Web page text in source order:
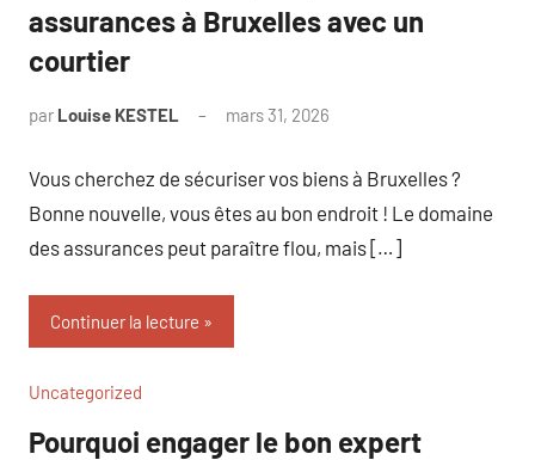
assurances à Bruxelles avec un
courtier
par Louise KESTEL mars 31, 2026
Vous cherchez de sécuriser vos biens à Bruxelles ?
Bonne nouvelle, vous êtes au bon endroit ! Le domaine
des assurances peut paraître flou, mais […]
Continuer la lecture
Uncategorized
Pourquoi engager le bon expert